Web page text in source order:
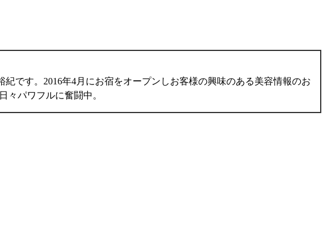
です。2016年4月にお宿をオープンしお客様の興味のある美容情報のお
パワフルに奮闘中。